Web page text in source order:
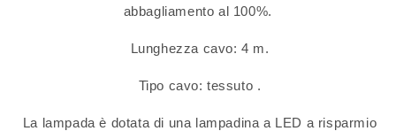
abbagliamento al 100%.
Lunghezza cavo: 4 m.
Tipo cavo: tessuto .
La lampada è dotata di una lampadina a LED a risparmio